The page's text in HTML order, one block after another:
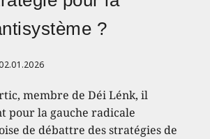
?
membre de Déi Lénk, il
pour la gauche radicale
de débattre des stratégies de